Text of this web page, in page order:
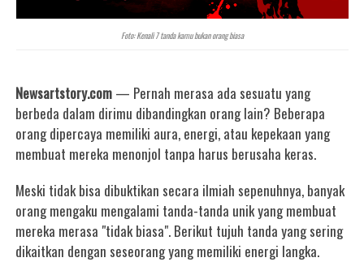
Foto: Kenali 7 tanda kamu bukan orang biasa
Newsartstory.com — Pernah merasa ada sesuatu yang
berbeda dalam dirimu dibandingkan orang lain? Beberapa
orang dipercaya memiliki aura, energi, atau kepekaan yang
membuat mereka menonjol tanpa harus berusaha keras.
Meski tidak bisa dibuktikan secara ilmiah sepenuhnya, banyak
orang mengaku mengalami tanda-tanda unik yang membuat
mereka merasa "tidak biasa". Berikut tujuh tanda yang sering
dikaitkan dengan seseorang yang memiliki energi langka.